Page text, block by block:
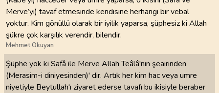
Merve’yi) tavaf etmesinde kendisine herhangi bir vebal
yoktur. Kim gönüllü olarak bir iyilik yaparsa, şüphesiz ki Allah
şükre çok karşılık verendir, bilendir.
Mehmet Okuyan
Şüphe yok ki Safâ ile Merve Allah Teâlâ'nın şeairinden
(Merasim-i diniyesinden)' dir. Artık her kim hac veya umre
niyetiyle Beytullah'ı ziyaret ederse tavafı bu ikisiyle beraber